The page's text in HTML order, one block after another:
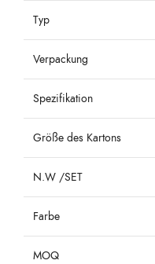
Typ
Verpackung
Spezifikation
Größe des Kartons
N.W /SET
Farbe
MOQ